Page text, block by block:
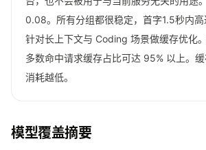
0.08。所有分组都很稳定，首字1.5秒内
针对长上下文与 Coding 场景做缓存优化。
多数命中请求缓存占比可达 95% 以上。
消耗越低。
模型覆盖摘要